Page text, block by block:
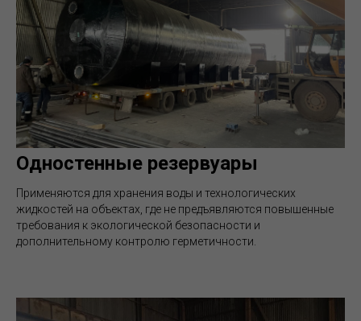
Одностенные резервуары
Применяются для хранения воды и технологических
жидкостей на объектах, где не предъявляются повышенные
требования к экологической безопасности и
дополнительному контролю герметичности.